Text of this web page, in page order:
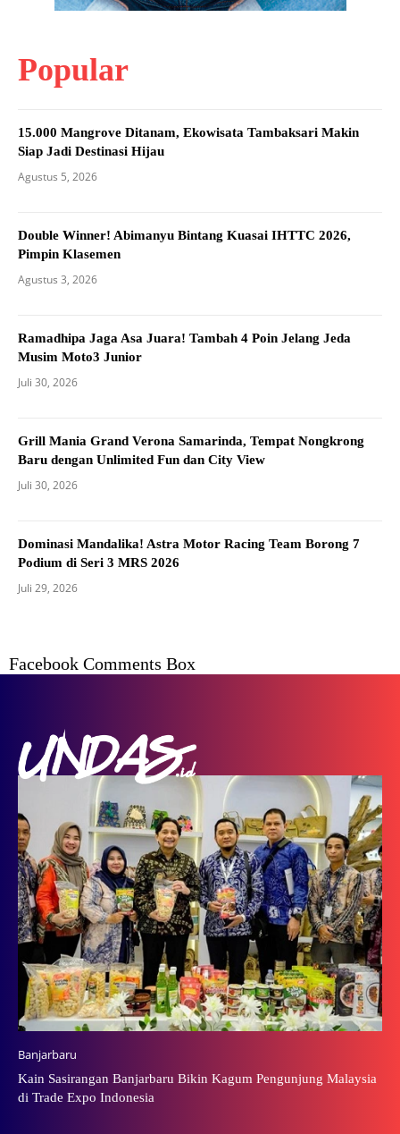
Popular
15.000 Mangrove Ditanam, Ekowisata Tambaksari Makin
Siap Jadi Destinasi Hijau
Agustus 5, 2026
Double Winner! Abimanyu Bintang Kuasai IHTTC 2026,
Pimpin Klasemen
Agustus 3, 2026
Ramadhipa Jaga Asa Juara! Tambah 4 Poin Jelang Jeda
Musim Moto3 Junior
Juli 30, 2026
Grill Mania Grand Verona Samarinda, Tempat Nongkrong
Baru dengan Unlimited Fun dan City View
Juli 30, 2026
Dominasi Mandalika! Astra Motor Racing Team Borong 7
Podium di Seri 3 MRS 2026
Juli 29, 2026
Facebook Comments Box
Banjarbaru
Kain Sasirangan Banjarbaru Bikin Kagum Pengunjung Malaysia
di Trade Expo Indonesia